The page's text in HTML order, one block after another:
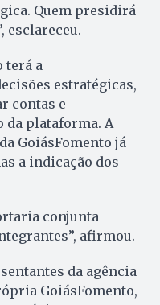
Quem presidirá
esclareceu.
terá a
estratégicas,
contas e
da plataforma. A
GoiásFomento já
a indicação dos
conjunta
afirmou.
da agência
GoiásFomento,